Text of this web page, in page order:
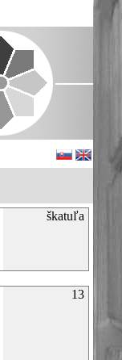
škatuľa
13